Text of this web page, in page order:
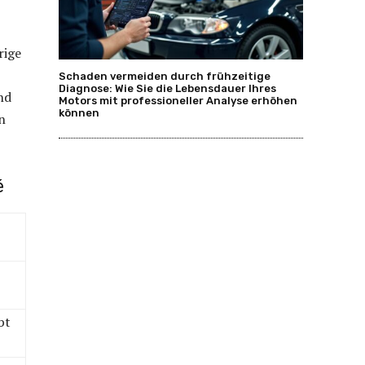
Schaden vermeiden durch frühzeitige
Diagnose: Wie Sie die Lebensdauer Ihres
Motors mit professioneller Analyse erhöhen
können